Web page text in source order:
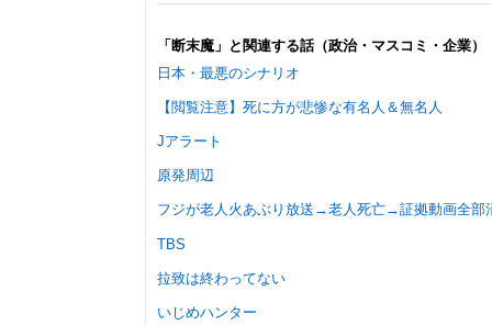
「断末魔」と関連する話（政治・マスコミ・企業）
日本・最悪のシナリオ
【閲覧注意】死に方が悲惨な有名人＆無名人
Jアラート
原発周辺
フジが老人火あぶり放送→老人死亡→証拠動画全部
TBS
拉致は終わってない
いじめハンター